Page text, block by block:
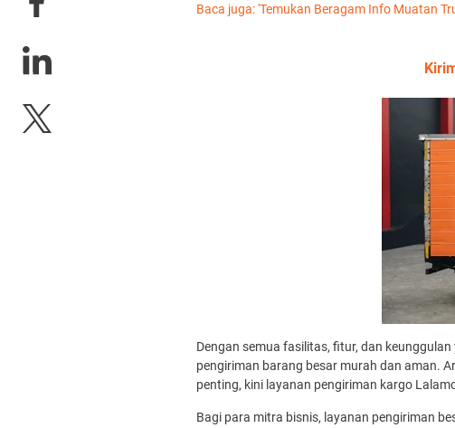
Baca juga: 'Temukan Beragam Info Muatan
Dengan semua fasilitas, fitur, dan
pengiriman barang besar murah dan aman.
penting, kini layanan pengiriman kargo
Bagi para mitra bisnis, layanan pengiriman